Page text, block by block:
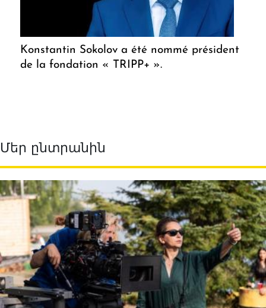
Konstantin Sokolov a été nommé président
de la fondation « TRIPP+ ».
Մեր ընտրանին